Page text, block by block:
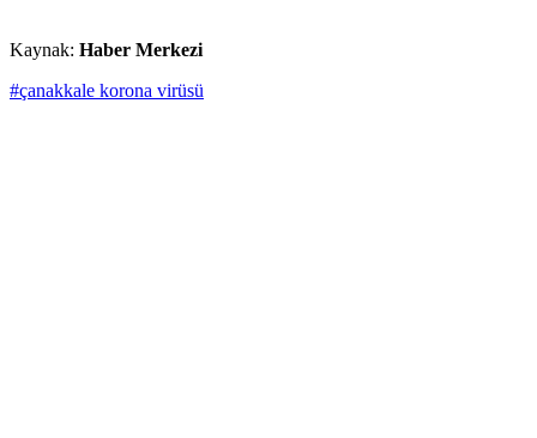
Kaynak: Haber Merkezi
#çanakkale korona virüsü